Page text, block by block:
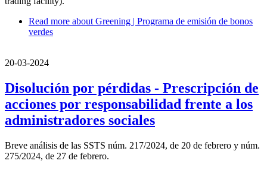
Read more about Greening | Programa de emisión de bonos
verdes
20-03-2024
Disolución por pérdidas - Prescripción de
acciones por responsabilidad frente a los
administradores sociales
Breve análisis de las SSTS núm. 217/2024, de 20 de febrero y núm.
275/2024, de 27 de febrero.